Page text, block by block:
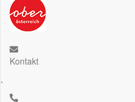
Kontakt
.